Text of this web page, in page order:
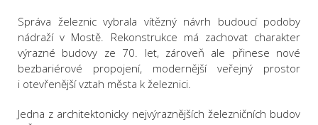
Správa železnic vybrala vítězný návrh budoucí podoby
nádraží v Mostě. Rekonstrukce má zachovat charakter
výrazné budovy ze 70. let, zároveň ale přinese nové
bezbariérové propojení, modernější veřejný prostor
i otevřenější vztah města k železnici.
Jedna z architektonicky nejvýraznějších železničních budov